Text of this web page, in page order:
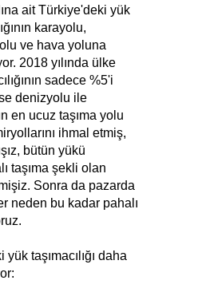
ait Türkiye'deki yük
karayolu,
ve hava yoluna
2018 yılında ülke
sadece %5'i
denizyolu ile
en ucuz taşıma yolu
ihmal etmiş,
bütün yükü
taşıma şekli olan
Sonra da pazarda
neden bu kadar pahalı
taşımacılığı daha